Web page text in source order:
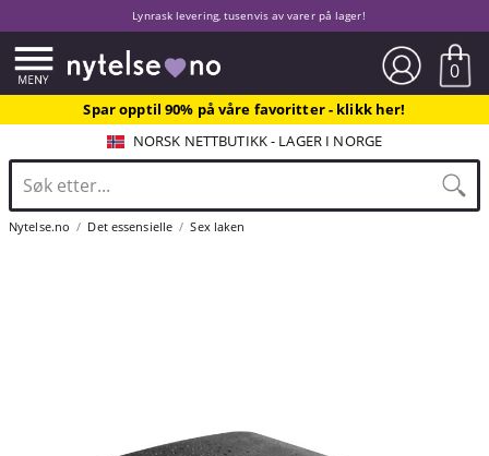
Lynrask levering, tusenvis av varer på lager!
0
Spar opptil 90% på våre favoritter - klikk her!
NORSK NETTBUTIKK - LAGER I NORGE
Nytelse.no Det essensielle Sex laken